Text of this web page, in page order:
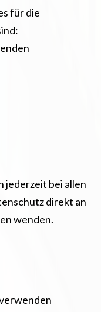
für die
jederzeit bei allen
direkt an
wenden.